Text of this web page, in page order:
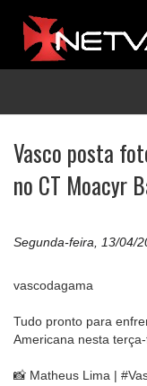
Vasco posta
no CT Moacyr
Segunda-feira, 13/04/
vascodagama
Tudo pronto para
Americana nesta
📸 Matheus Lima |